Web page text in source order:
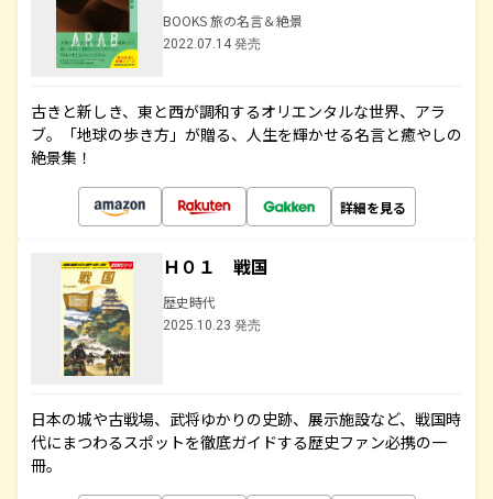
BOOKS 旅の名言＆絶景
2022.07.14 発売
古きと新しき、東と西が調和するオリエンタルな世界、アラ
ブ。「地球の歩き方」が贈る、人生を輝かせる名言と癒やしの
絶景集！
詳細を見る
Ｈ０１ 戦国
歴史時代
2025.10.23 発売
日本の城や古戦場、武将ゆかりの史跡、展示施設など、戦国時
代にまつわるスポットを徹底ガイドする歴史ファン必携の一
冊。